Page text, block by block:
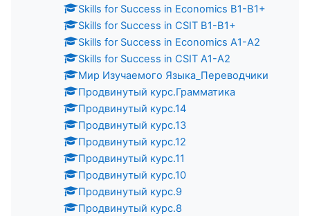
Skills for Success in Economics B1-B1+
Skills for Success in CSIT B1-B1+
Skills for Success in Economics A1-A2
Skills for Success in CSIT A1-A2
Мир Изучаемого Языка_Переводчики
Продвинутый курс.Грамматика
Продвинутый курс.14
Продвинутый курс.13
Продвинутый курс.12
Продвинутый курс.11
Продвинутый курс.10
Продвинутый курс.9
Продвинутый курс.8